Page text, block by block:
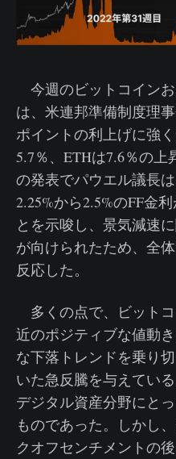
今週のビットコイン
は、米連邦準備制度理
ポイントの利上げに強
5.7％、ETHは7.6％の上
の発表でパウエル議長
2.25%から2.5%のFF金
とを示唆し、景気減速
が向けられたため、全
反応した。
多くの点で、ビット
近のポジティブな値動
な下落トレンドを乗り
いた急反騰を与えてい
デジタル資産分野にと
ものであった。しかし
クオフセンチメントの